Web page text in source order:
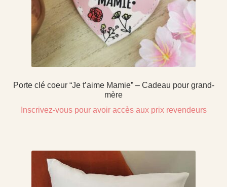
Porte clé coeur “Je t’aime Mamie” – Cadeau pour grand-
mère
Inscrivez-vous pour avoir accès aux prix revendeurs